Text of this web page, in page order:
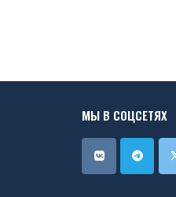
МЫ В СОЦСЕТЯХ